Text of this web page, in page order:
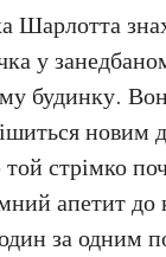
Шарлотта
у
будинку.
новим
стрімко
апетит до
за одним